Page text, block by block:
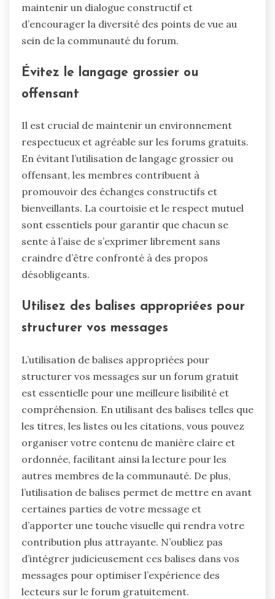
maintenir un dialogue constructif et
d’encourager la diversité des points de vue au
sein de la communauté du forum.
Évitez le langage grossier ou
offensant
Il est crucial de maintenir un environnement
respectueux et agréable sur les forums gratuits.
En évitant l’utilisation de langage grossier ou
offensant, les membres contribuent à
promouvoir des échanges constructifs et
bienveillants. La courtoisie et le respect mutuel
sont essentiels pour garantir que chacun se
sente à l’aise de s’exprimer librement sans
craindre d’être confronté à des propos
désobligeants.
Utilisez des balises appropriées pour
structurer vos messages
L’utilisation de balises appropriées pour
structurer vos messages sur un forum gratuit
est essentielle pour une meilleure lisibilité et
compréhension. En utilisant des balises telles que
les titres, les listes ou les citations, vous pouvez
organiser votre contenu de manière claire et
ordonnée, facilitant ainsi la lecture pour les
autres membres de la communauté. De plus,
l’utilisation de balises permet de mettre en avant
certaines parties de votre message et
d’apporter une touche visuelle qui rendra votre
contribution plus attrayante. N’oubliez pas
d’intégrer judicieusement ces balises dans vos
messages pour optimiser l’expérience des
lecteurs sur le forum gratuitement.